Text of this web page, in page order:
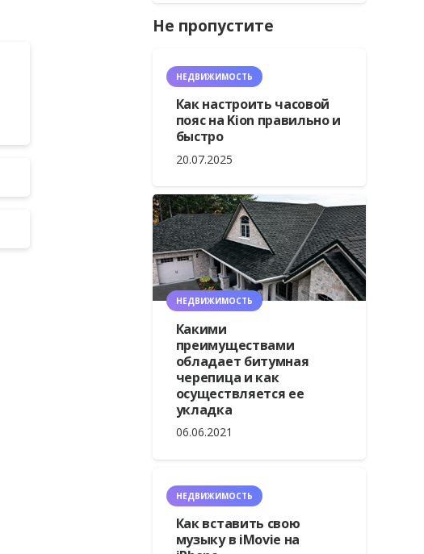
Не пропустите
НЕДВИЖИМОСТЬ
Как настроить часовой
пояс на Kion правильно и
быстро
20.07.2025
НЕДВИЖИМОСТЬ
Какими
преимуществами
обладает битумная
черепица и как
осуществляется ее
укладка
06.06.2021
НЕДВИЖИМОСТЬ
Как вставить свою
музыку в iMovie на